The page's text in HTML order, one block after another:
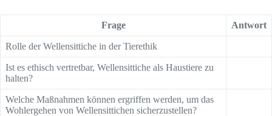
Frage Antwort
Rolle der Wellensittiche in der Tierethik
Ist es ethisch vertretbar, Wellensittiche als Haustiere zu
halten?
Welche Maßnahmen können ergriffen werden, um das
Wohlergehen von Wellensittichen sicherzustellen?